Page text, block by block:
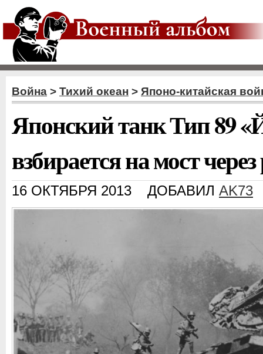
Война > Тихий океан > Японо-китайская
Японский танк Тип 89
взбирается на мост
16 ОКТЯБРЯ 2013 ДОБАВИЛ AK73